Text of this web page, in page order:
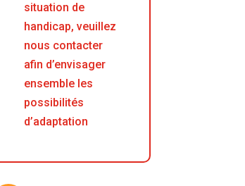
situation de
handicap, veuillez
nous contacter
afin d’envisager
ensemble les
possibilités
d’adaptation